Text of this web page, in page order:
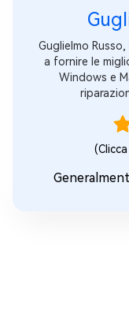
Guglielmo
a fornire le
Windows e